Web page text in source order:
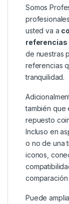
Somos
usted va a
referencias
de nuestras
referencias
tranquilidad.
también que
repuesto
Incluso en
o no de una
iconos,
Puede